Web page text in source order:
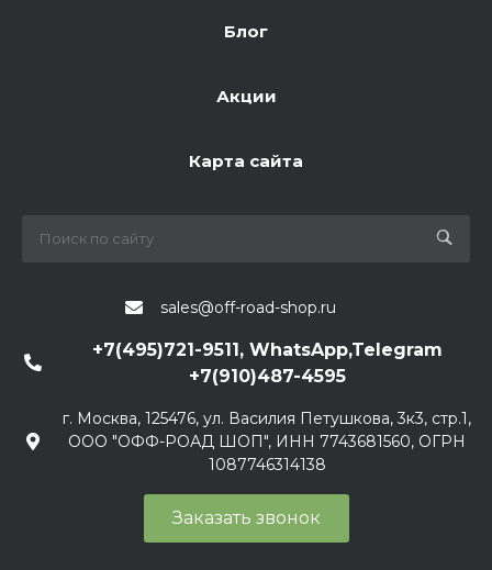
Блог
Акции
Карта сайта
sales@off-road-shop.ru
+7(495)721-9511, WhatsApp,Telegram
+7(910)487-4595
г. Москва, 125476, ул. Василия Петушкова, 3к3, стр.1,
ООО "ОФФ-РОАД ШОП", ИНН 7743681560, ОГРН
1087746314138
Заказать звонок